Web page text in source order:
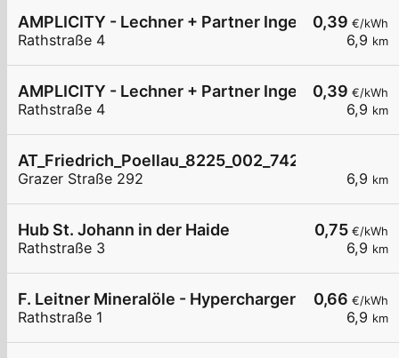
0,39 €/kWh
6,9 km
AMPLICITY - Lechner + Partner Ingenieure GmbH
Rathstraße 4
0,39 €/kWh
6,9 km
AMPLICITY - Lechner + Partner Ingenieure GmbH
Rathstraße 4
6,9 km
AT_Friedrich_Poellau_8225_002_7420104458
Grazer Straße 292
0,75 €/kWh
6,9 km
Hub St. Johann in der Haide
Rathstraße 3
0,66 €/kWh
6,9 km
F. Leitner Mineralöle - Hypercharger Hartberg 1
Rathstraße 1